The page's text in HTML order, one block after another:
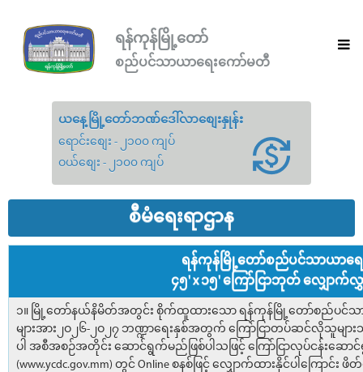
ရန်ကုန်မြို့တော်
စည်ပင်သာယာရေးကော်မတီ
ယနေ့မြို့တော်ဘဏ်ဒေါ်လာစျေးနှုန်း
ရောင်းစျေး - ၂၁၀၀ ကျပ်
ဝယ်စျေး - ၂၁၀၀ ကျပ်
စီမံရေးရာဌာန
ရန်ကုန်မြို့တော်စည်ပင်သာယာရ
၄၅' x ၁၅' ကြော်ငြာဘုတ် လျှောက်လွှ
၁။ မြို့တော်နယ်နိမိတ်အတွင်း စိုက်ထူထားသော ရန်ကုန်မြို့တော်စည်ပင်သာ
များအား၂ဝ၂၆-၂ဝ၂၇ ဘဏ္ဍာရေးနှစ်အတွက် ကြော်ငြာတပ်ဆင်လိုသူများ
ပါ အစီအစဉ်အတိုင်း ဆောင်ရွက်မည်ဖြစ်ပါသဖြင့် ကြော်ငြာလုပ်ငန်းဆေ
(www.ycdc.gov.mm) တွင် Online စနစ်ဖြင့် လျှောက်ထားနိုင်ပါကြောင်း